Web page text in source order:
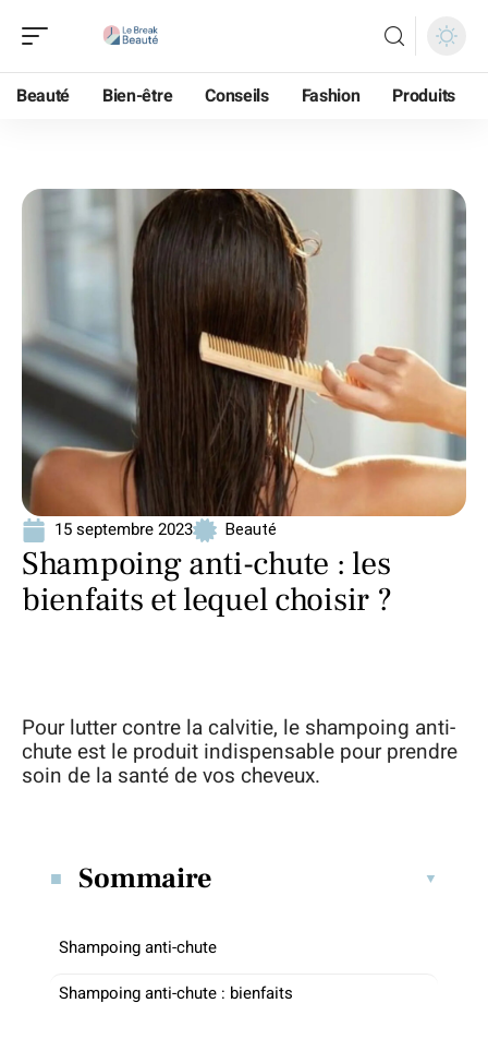
Beauté Bien-être Conseils Fashion Produits
15 septembre 2023 Beauté
Shampoing anti-chute : les
bienfaits et lequel choisir ?
Pour lutter contre la calvitie, le shampoing anti-
chute est le produit indispensable pour prendre
soin de la santé de vos cheveux.
Sommaire
Shampoing anti-chute
Shampoing anti-chute : bienfaits